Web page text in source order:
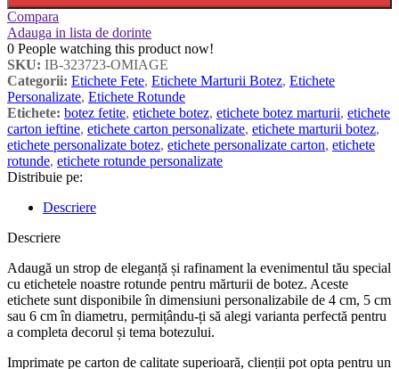
Compara
Adauga in lista de dorinte
0 People watching this product now!
SKU: IB-323723-OMIAGE
Categorii: Etichete Fete, Etichete Marturii Botez, Etichete
Personalizate, Etichete Rotunde
Etichete: botez fetite, etichete botez, etichete botez marturii, etichete
carton ieftine, etichete carton personalizate, etichete marturii botez,
etichete personalizate botez, etichete personalizate carton, etichete
rotunde, etichete rotunde personalizate
Distribuie pe:
Descriere
Descriere
Adaugă un strop de eleganță și rafinament la evenimentul tău special
cu etichetele noastre rotunde pentru mărturii de botez. Aceste
etichete sunt disponibile în dimensiuni personalizabile de 4 cm, 5 cm
sau 6 cm în diametru, permițându-ți să alegi varianta perfectă pentru
a completa decorul și tema botezului.
Imprimate pe carton de calitate superioară, clienții pot opta pentru un